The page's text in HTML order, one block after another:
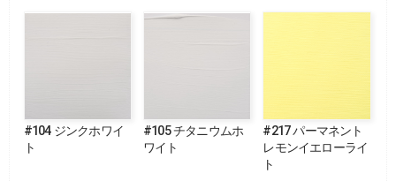
#104 ジンクホワイ
ト
#105 チタニウムホ
ワイト
#217 パーマネント
レモンイエローライ
ト